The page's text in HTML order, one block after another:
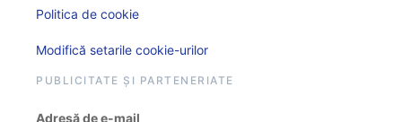
Politica de cookie
Modifică setarile cookie-urilor
PUBLICITATE ȘI PARTENERIATE
Adresă de e-mail